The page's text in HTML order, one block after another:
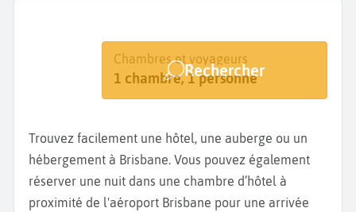
Destination
Brisbane
Dates
Dates de votre séjour
Chambres et voyageurs
1 chambre, 1 personne
Rechercher
Trouvez facilement une hôtel, une auberge ou un
hébergement à Brisbane. Vous pouvez également
réserver une nuit dans une chambre d’hôtel à
proximité de l'aéroport Brisbane pour une arrivée